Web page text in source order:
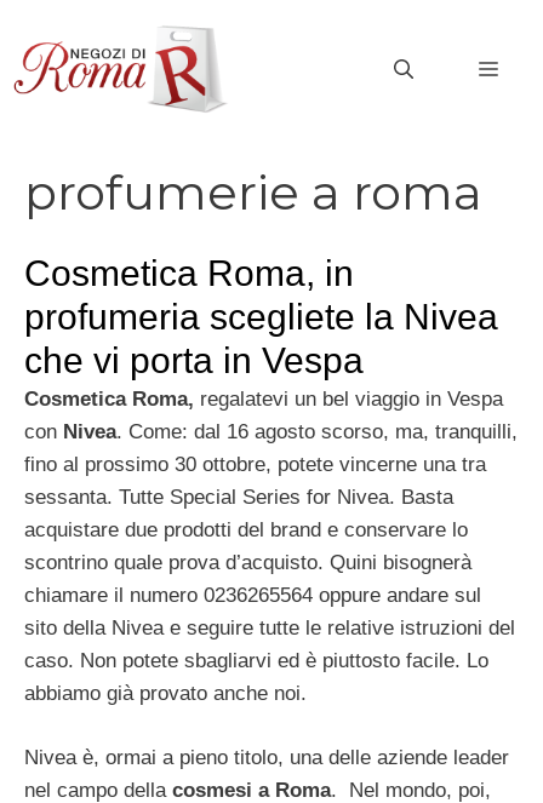
contenuto
profumerie a roma
Cosmetica Roma, in
profumeria scegliete la Nivea
che vi porta in Vespa
Cosmetica Roma, regalatevi un bel viaggio in Vespa
con Nivea. Come: dal 16 agosto scorso, ma, tranquilli,
fino al prossimo 30 ottobre, potete vincerne una tra
sessanta. Tutte Special Series for Nivea. Basta
acquistare due prodotti del brand e conservare lo
scontrino quale prova d’acquisto. Quini bisognerà
chiamare il numero 0236265564 oppure andare sul
sito della Nivea e seguire tutte le relative istruzioni del
caso. Non potete sbagliarvi ed è piuttosto facile. Lo
abbiamo già provato anche noi.
Nivea è, ormai a pieno titolo, una delle aziende leader
nel campo della cosmesi a Roma. Nel mondo, poi,